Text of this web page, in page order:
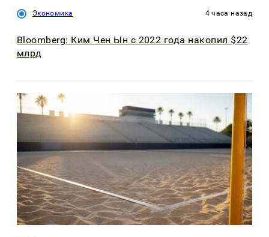
Экономика 4 часа назад
Bloomberg: Ким Чен Ын с 2022 года накопил $22
млрд